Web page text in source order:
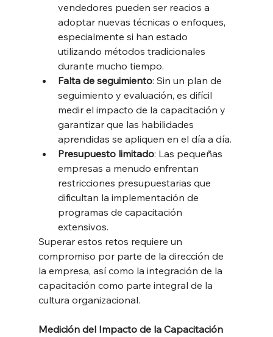
vendedores pueden ser reacios a
adoptar nuevas técnicas o enfoques,
especialmente si han estado
utilizando métodos tradicionales
durante mucho tiempo.
Falta de seguimiento: Sin un plan de
seguimiento y evaluación, es difícil
medir el impacto de la capacitación y
garantizar que las habilidades
aprendidas se apliquen en el día a día.
Presupuesto limitado: Las pequeñas
empresas a menudo enfrentan
restricciones presupuestarias que
dificultan la implementación de
programas de capacitación
extensivos.
Superar estos retos requiere un
compromiso por parte de la dirección de
la empresa, así como la integración de la
capacitación como parte integral de la
cultura organizacional.
Medición del Impacto de la Capacitación